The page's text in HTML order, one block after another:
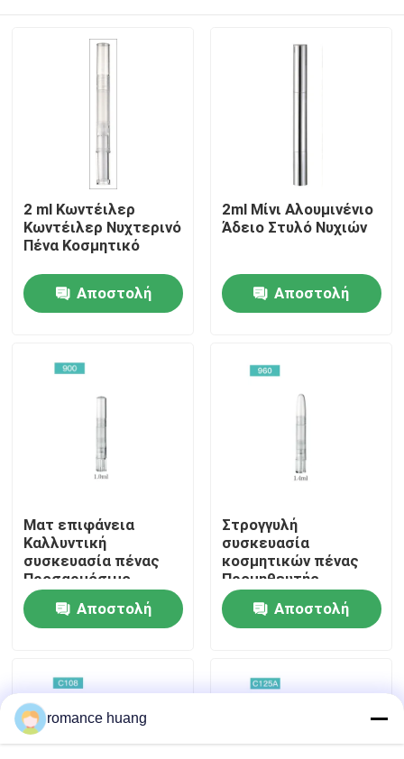
Αρχική Σελίδα
Προϊόντα
Ποιοτικός έλεγχος
επαφή
Ζητήστε ένα απόσπασμα
καλλυντικό μπουκάλι λοσιόν
Καλλυντικό βάζο κρέμας
2 ml Κωντέιλερ
Κωντέιλερ Νυχτερινό
Πένα Κοσμητικό
Αποστολή
2ml Μίνι Αλουμινένιο
Άδειο Στυλό Νυχιών
Αποστολή
Ματ επιφάνεια
Καλλυντική
συσκευασία πένας
Προσαρμόσιμο
λογότυπο πλαστικό
υλικό αλουμινίου
Αποστολή
Στρογγυλή
συσκευασία
κοσμητικών πένας
Προμηθευτής
προσαρμοσμένων
λύσεων συσκευασίας
Αποστολή
romance huang